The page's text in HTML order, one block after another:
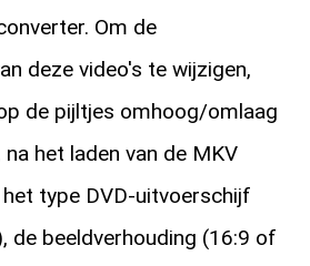
Om de
deze video's te wijzigen,
de pijltjes omhoog/omlaag
het laden van de MKV
type DVD-uitvoerschijf
de beeldverhouding (16:9 of